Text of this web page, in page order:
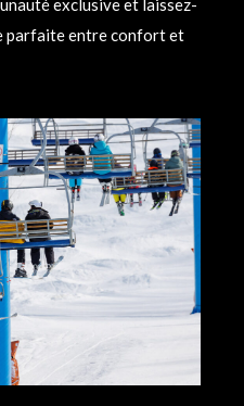
exclusive et laissez-
parfaite entre confort et